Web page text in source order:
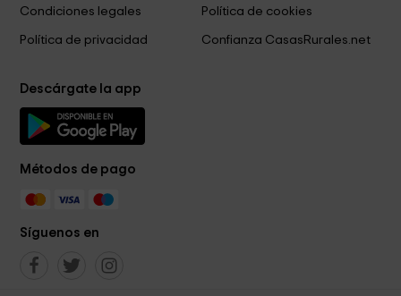
Condiciones legales
Política de cookies
Política de privacidad Confianza CasasRurales.net
Descárgate la app
Métodos de pago
Síguenos en